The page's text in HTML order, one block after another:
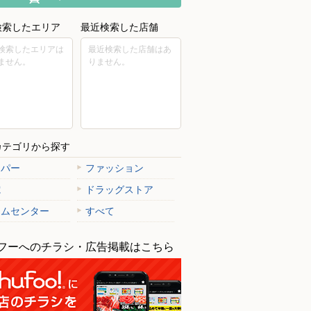
したエリア
索したエリアは
せん。
最近検索した店舗
最近検索した店舗はあ
りません。
テゴリから探す
ー
ファッション
ドラッグストア
センター
すべて
ーへのチラシ・広告掲載はこちら